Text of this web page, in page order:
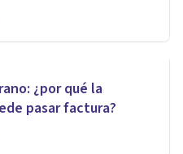
¿por qué la
pasar factura?